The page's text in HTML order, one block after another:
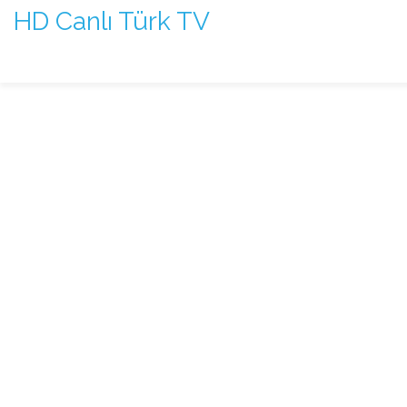
HD Canlı Türk TV